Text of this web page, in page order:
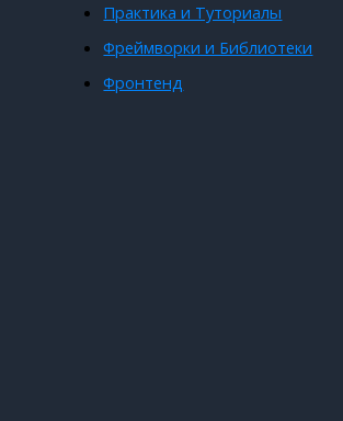
Практика и Туториалы
Фреймворки и Библиотеки
Фронтенд